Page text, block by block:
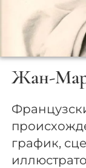
Жан-
график,